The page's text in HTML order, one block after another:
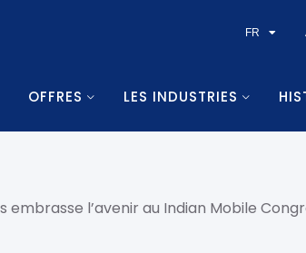
FR
OFFRES LES INDUSTRIES
embrasse l’avenir au Indian Mobile